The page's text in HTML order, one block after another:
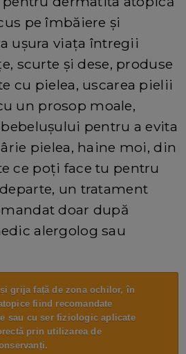
pe îmbăiere și
ușura viața întregii
scurte și dese, produse
cu pielea, uscarea pielii
un prosop moale,
pentru a evita
pielea, haine moi, din
ce poți face tu pentru
un tratament
doar după
alergolog sau
grija față de zona ochilor, în
fiind recomandate
sau cu ser fiziologic aplicate
prin utilizarea de